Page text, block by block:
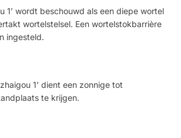
1’ wordt beschouwd als een diepe wortel
wortelstelsel. Een wortelstokbarrière
ingesteld.
1’ dient een zonnige tot
te krijgen.